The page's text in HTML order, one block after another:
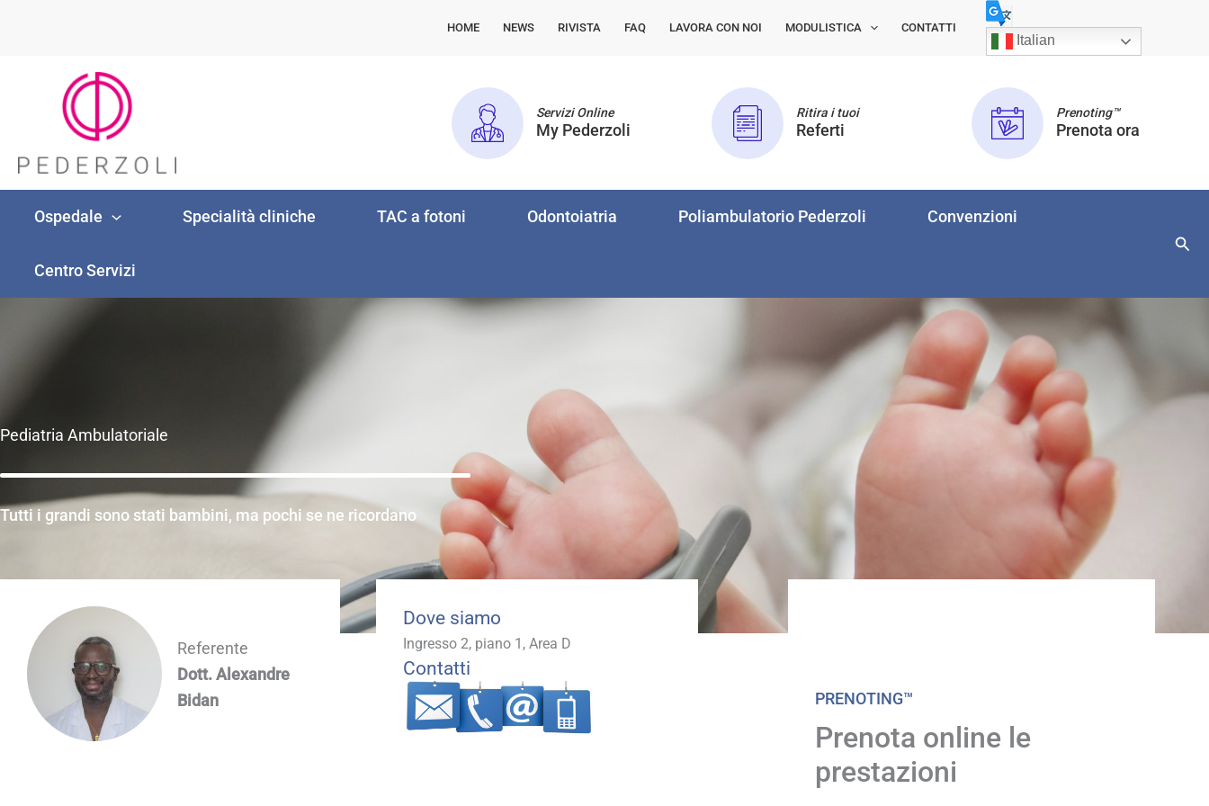
HOME NEWS RIVISTA FAQ LAVORA CON NOI MODULISTICA CONTATTI
Italian
Servizi Online
My Pederzoli
Ritira i tuoi
Referti
Prenoting™
Prenota ora
Ospedale Specialità cliniche TAC a fotoni Odontoiatria Poliambulatorio Pederzoli Convenzioni
Centro Servizi
Pediatria Ambulatoriale
Tutti i grandi sono stati bambini, ma pochi se ne ricordano
Referente
Dott. Alexandre
Bidan
Dove siamo
Ingresso 2, piano 1, Area D
Contatti
PRENOTING™
Prenota online le
prestazioni